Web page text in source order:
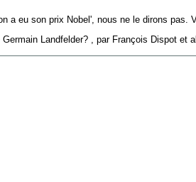
a eu son prix Nobel', nous ne le dirons pas.
Landfelder? , par François Dispot et